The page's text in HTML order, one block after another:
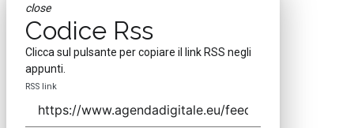
close
Codice Rss
Clicca sul pulsante per copiare il link RSS negli
appunti.
RSS link